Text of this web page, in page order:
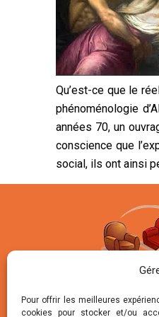
Pour offrir les meilleures
cookies pour stocker et/ou
Qu’est-ce que le
phénoménologie
années 70, un
conscience que
social, ils ont ainsi